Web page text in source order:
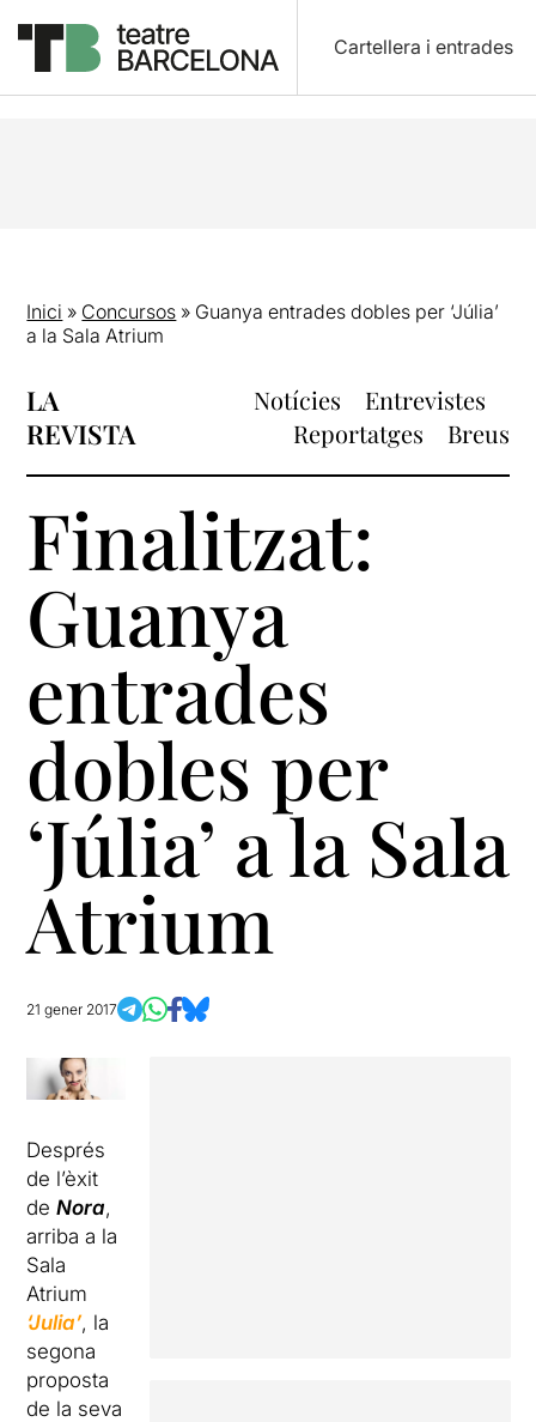
Cartellera i entrades
Inici » Concursos » Guanya entrades dobles per ‘Júlia’
a la Sala Atrium
LA
REVISTA
Notícies
Entrevistes
Reportatges
Breus
Finalitzat:
Guanya
entrades
dobles per
‘Júlia’ a la Sala
Atrium
21 gener 2017
Després
de l’èxit
deNora,
arriba a la
Sala
Atrium
‘Julia’, la
segona
proposta
de la seva